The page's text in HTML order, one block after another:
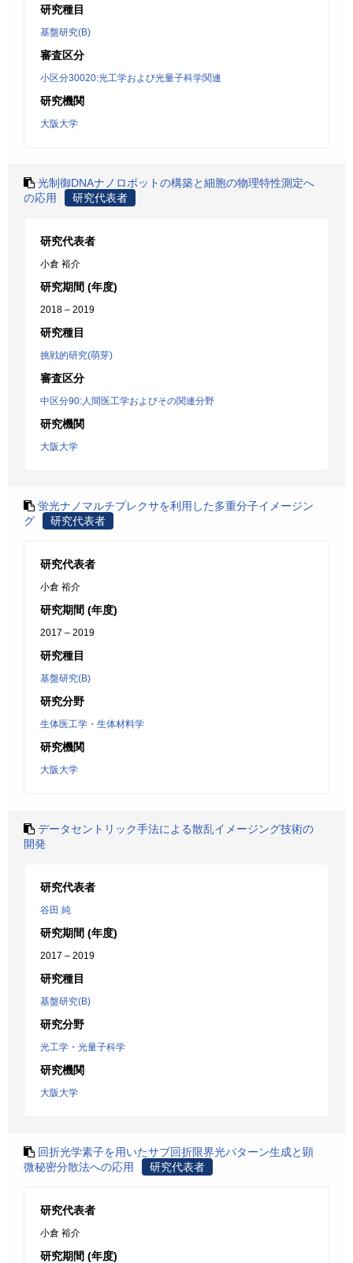
研究種目
基盤研究(B)
審査区分
小区分30020:光工学および光量子科学関連
研究機関
大阪大学
光制御DNAナノロボットの構築と細胞の物理特性測定へ
の応用
研究代表者
研究代表者
小倉 裕介
研究期間 (年度)
2018 – 2019
研究種目
挑戦的研究(萌芽)
審査区分
中区分90:人間医工学およびその関連分野
研究機関
大阪大学
蛍光ナノマルチプレクサを利用した多重分子イメージン
グ
研究代表者
研究代表者
小倉 裕介
研究期間 (年度)
2017 – 2019
研究種目
基盤研究(B)
研究分野
生体医工学・生体材料学
研究機関
大阪大学
データセントリック手法による散乱イメージング技術の
開発
研究代表者
谷田 純
研究期間 (年度)
2017 – 2019
研究種目
基盤研究(B)
研究分野
光工学・光量子科学
研究機関
大阪大学
回折光学素子を用いたサブ回折限界光パターン生成と顕
微秘密分散法への応用
研究代表者
研究代表者
小倉 裕介
研究期間 (年度)